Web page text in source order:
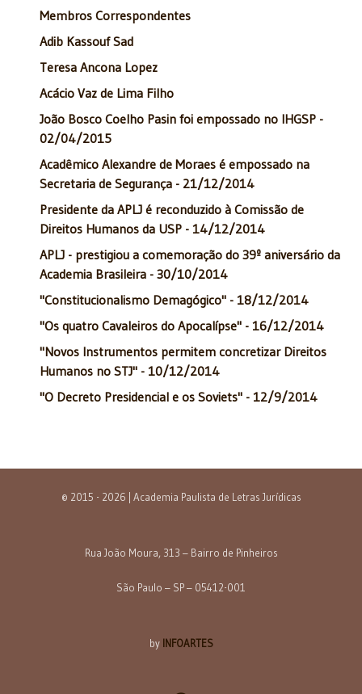
Membros Correspondentes
Adib Kassouf Sad
Teresa Ancona Lopez
Acácio Vaz de Lima Filho
João Bosco Coelho Pasin foi empossado no IHGSP -
02/04/2015
Acadêmico Alexandre de Moraes é empossado na
Secretaria de Segurança - 21/12/2014
Presidente da APLJ é reconduzido à Comissão de
Direitos Humanos da USP - 14/12/2014
APLJ - prestigiou a comemoração do 39º aniversário da
Academia Brasileira - 30/10/2014
"Constitucionalismo Demagógico" - 18/12/2014
"Os quatro Cavaleiros do Apocalípse" - 16/12/2014
"Novos Instrumentos permitem concretizar Direitos
Humanos no STJ" - 10/12/2014
"O Decreto Presidencial e os Soviets" - 12/9/2014
© 2015 - 2026 | Academia Paulista de Letras Jurídicas
Rua João Moura, 313 – Bairro de Pinheiros
São Paulo – SP – 05412-001
by INFOARTES